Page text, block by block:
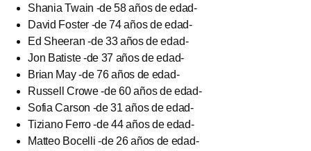
Shania Twain -de 58 años de edad-
David Foster -de 74 años de edad-
Ed Sheeran -de 33 años de edad-
Jon Batiste -de 37 años de edad-
Brian May -de 76 años de edad-
Russell Crowe -de 60 años de edad-
Sofia Carson -de 31 años de edad-
Tiziano Ferro -de 44 años de edad-
Matteo Bocelli -de 26 años de edad-